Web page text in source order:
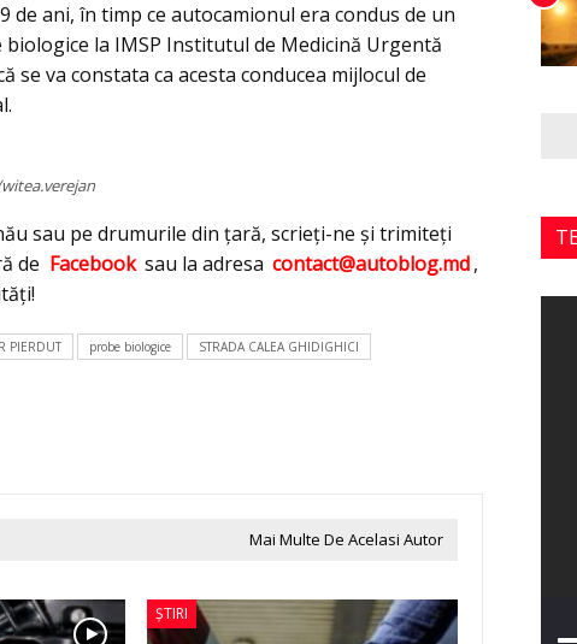
de ani, în timp ce autocamionul era condus de un
la IMSP Institutul de Medicină Urgentă
va constata ca acesta conducea mijlocul de
sau pe drumurile din ţară, scrieţi-ne şi trimiteţi
de Facebook sau la adresa contact@autoblog.md,
PIERDUT probe biologice STRADA CALEA GHIDIGHICI
Mai Multe De Acelasi Autor
ȘTIRI